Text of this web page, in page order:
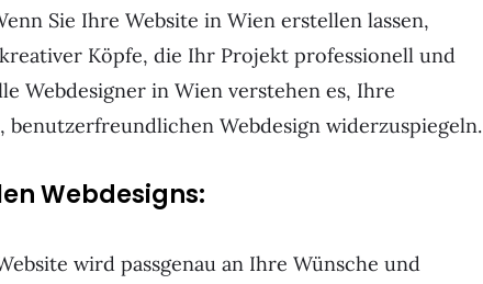
Sie Ihre Website in Wien erstellen lassen,
Köpfe, die Ihr Projekt professionell und
Webdesigner in Wien verstehen es, Ihre
Webdesign widerzuspiegeln.
Webdesigns:
wird passgenau an Ihre Wünsche und